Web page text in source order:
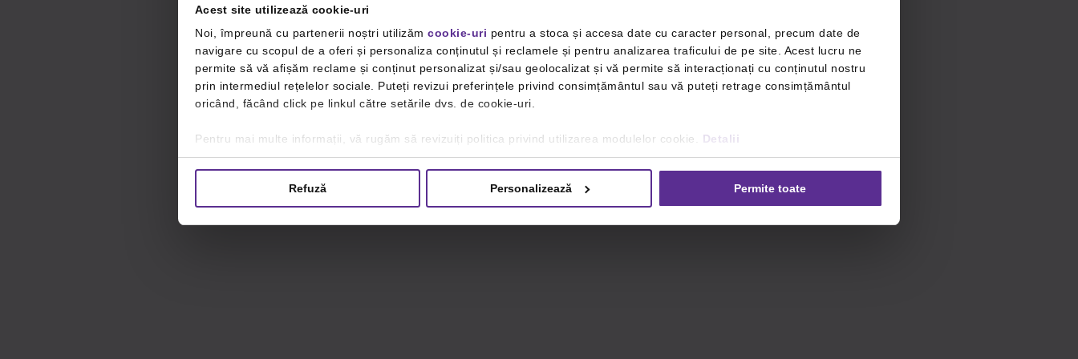
Acest site utilizează cookie-uri
Noi, împreună cu partenerii noștri utilizăm cookie-uri pentru a stoca și accesa date cu caracter personal, precum date de
navigare cu scopul de a oferi și personaliza conținutul și reclamele și pentru analizarea traficului de pe site. Acest lucru ne
permite să vă afișăm reclame și conținut personalizat și/sau geolocalizat și vă permite să interacționați cu conținutul nostru
prin intermediul rețelelor sociale. Puteți revizui preferințele privind consimțământul sau vă puteți retrage consimțământul
oricând, făcând click pe linkul către setările dvs. de cookie-uri.
Pentru mai multe informații, vă rugăm să revizuiți politica privind utilizarea modulelor cookie. Detalii
Refuză Personalizează Permite toate